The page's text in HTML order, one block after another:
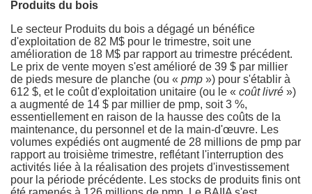
Produits du bois
Le secteur Produits du bois a dégagé un bénéfice
d'exploitation de 82 M$ pour le trimestre, soit une
amélioration de 18 M$ par rapport au trimestre précédent.
Le prix de vente moyen s'est amélioré de 39 $ par millier
de pieds mesure de planche (ou « pmp ») pour s'établir à
612 $, et le coût d'exploitation unitaire (ou le « coût livré »)
a augmenté de 14 $ par millier de pmp, soit 3 %,
essentiellement en raison de la hausse des coûts de la
maintenance, du personnel et de la main-d'œuvre. Les
volumes expédiés ont augmenté de 28 millions de pmp par
rapport au troisième trimestre, reflétant l'interruption des
activités liée à la réalisation des projets d'investissement
pour la période précédente. Les stocks de produits finis ont